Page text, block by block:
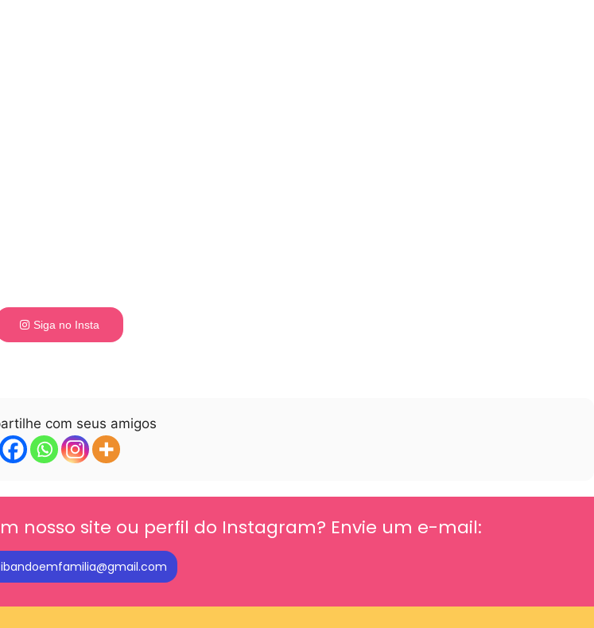
Siga no Insta
com seus amigos
nosso site ou perfil do Instagram? Envie um e-mail: